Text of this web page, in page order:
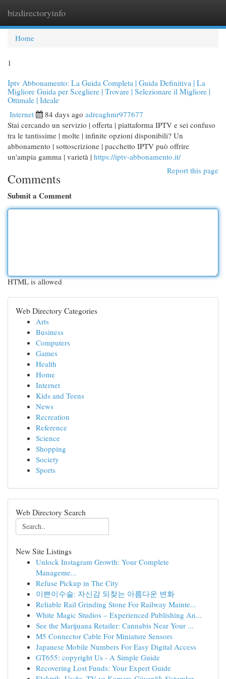
bizdirectoryinfo
Home
1
Iptv Abbonamento: La Guida Completa | Guida Definitiva | La
Migliore Guida per Scegliere | Trovare | Selezionare il Migliore |
Ottimale | Ideale
Internet 84 days ago adreaghmr977677
Stai cercando un servizio | offerta | piattaforma IPTV e sei confuso
tra le tantissime | molte | infinite opzioni disponibili? Un
abbonamento | sottoscrizione | pacchetto IPTV può offrire
un'ampia gamma | varietà | https://iptv-abbonamento.it/
Report this page
Comments
Submit a Comment
HTML is allowed
Web Directory Categories
Arts
Business
Computers
Games
Health
Home
Internet
Kids and Teens
News
Recreation
Reference
Science
Shopping
Society
Sports
Web Directory Search
New Site Listings
Unlock Instagram Growth: Your Complete
Manageme...
Refuse Pickup in The City
이쁜이수술: 자신감 되찾는 아름다운 변화
Reliable Rail Grinding Stone For Railway Mainte...
White Magic Studios – Experienced Publishing An...
See the Marijuana Retailer: Cannabis Near Your ...
M5 Connector Cable For Miniature Sensors
Japanese Mobile Numbers For Easy Digital Access
GT655: copyright Us - A Simple Guide
Recovering Lost Funds: Your Expert Guide